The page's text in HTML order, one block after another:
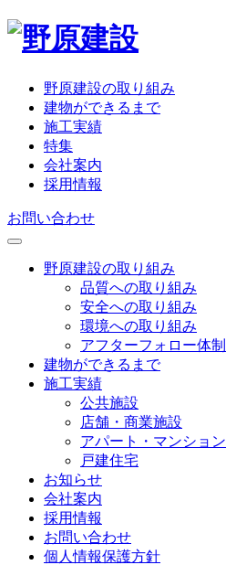
野原建設の取り組み
建物ができるまで
施工実績
特集
会社案内
採用情報
お問い合わせ
野原建設の取り組み
品質への取り組み
安全への取り組み
環境への取り組み
アフターフォロー体制
建物ができるまで
施工実績
公共施設
店舗・商業施設
アパート・マンション
戸建住宅
お知らせ
会社案内
採用情報
お問い合わせ
個人情報保護方針